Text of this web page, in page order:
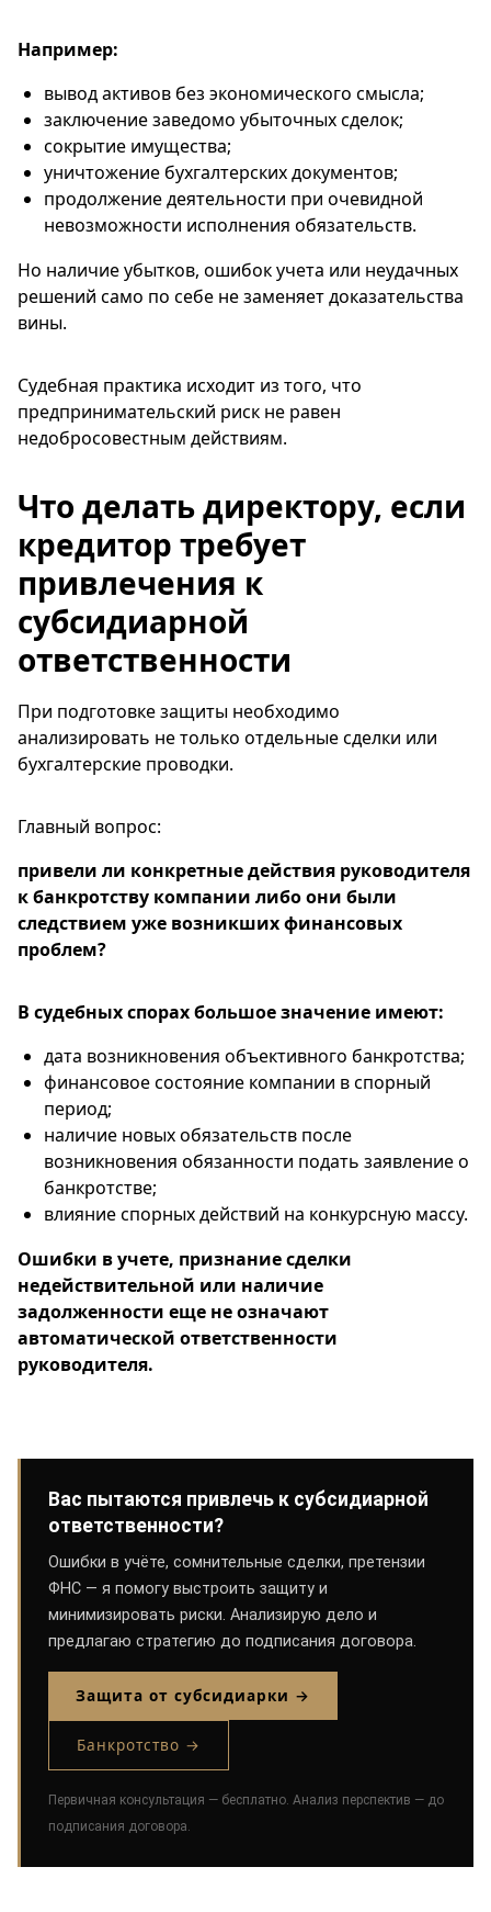
Например:
вывод активов без экономического смысла;
заключение заведомо убыточных сделок;
сокрытие имущества;
уничтожение бухгалтерских документов;
продолжение деятельности при очевидной
невозможности исполнения обязательств.
Но наличие убытков, ошибок учета или неудачных
решений само по себе не заменяет доказательства
вины.
Судебная практика исходит из того, что
предпринимательский риск не равен
недобросовестным действиям.
Что делать директору, если
кредитор требует
привлечения к
субсидиарной
ответственности
При подготовке защиты необходимо
анализировать не только отдельные сделки или
бухгалтерские проводки.
Главный вопрос:
привели ли конкретные действия руководителя
к банкротству компании либо они были
следствием уже возникших финансовых
проблем?
В судебных спорах большое значение имеют:
дата возникновения объективного банкротства;
финансовое состояние компании в спорный
период;
наличие новых обязательств после
возникновения обязанности подать заявление о
банкротстве;
влияние спорных действий на конкурсную массу.
Ошибки в учете, признание сделки
недействительной или наличие
задолженности еще не означают
автоматической ответственности
руководителя.
Вас пытаются привлечь к субсидиарной
ответственности?
Ошибки в учёте, сомнительные сделки, претензии
ФНС — я помогу выстроить защиту и
минимизировать риски. Анализирую дело и
предлагаю стратегию до подписания договора.
Защита от субсидиарки →
Банкротство →
Первичная консультация — бесплатно. Анализ перспектив — до
подписания договора.